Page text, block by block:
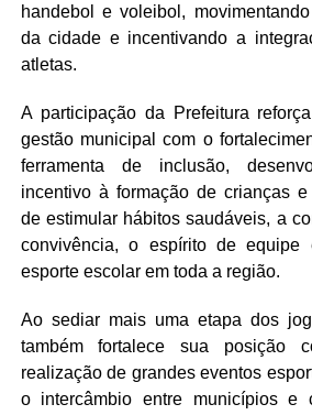
handebol e voleibol,
da cidade e incentivando a
atletas.
A participação da Prefeitura
gestão municipal com o
ferramenta de inclusão,
incentivo à formação de crianças
de estimular hábitos saudáveis, a
convivência, o espírito de
esporte escolar em toda a região.
Ao sediar mais uma etapa dos
também fortalece sua posição
realização de grandes eventos
o intercâmbio entre municípios e